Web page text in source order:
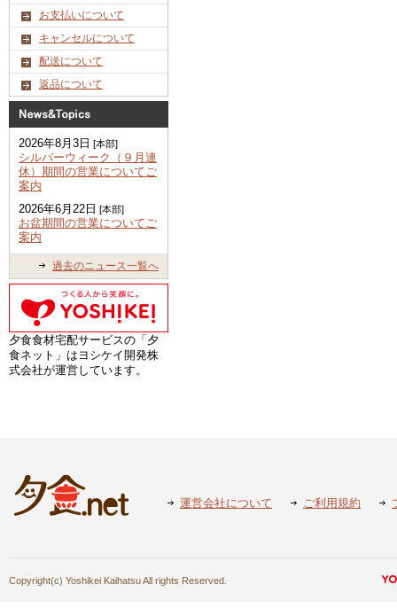
お支払いについて
キャンセルについて
配送について
返品について
2026年8月3日 [本部]
シルバーウィーク（９月連
休）期間の営業についてご
案内
2026年6月22日 [本部]
お盆期間の営業についてご
案内
過去のニュース一覧へ
夕食食材宅配サービスの「夕
食ネット」はヨシケイ開発株
式会社が運営しています。
運営会社について ご利用規約
Copyright(c) Yoshikei Kaihatsu All rights Reserved.